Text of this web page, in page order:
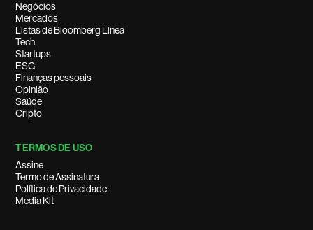
Negócios
Mercados
Listas de Bloomberg Línea
Tech
Startups
ESG
Finanças pessoais
Opinião
Saúde
Cripto
TERMOS DE USO
Assine
Termo de Assinatura
Política de Privacidade
Media Kit